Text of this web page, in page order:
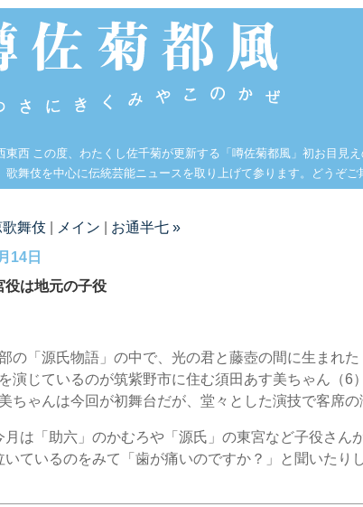
東西 この度、わたくし佐千菊が更新する「噂佐菊都風」初お目見
歌舞伎を中心に伝統芸能ニュースを取り上げて参ります。どうぞご
舞伎 メイン
お通半七 »
14日
役は地元の子役
の「源氏物語」の中で、光の君と藤壺の間に生まれ
演じているのが筑紫野市に住む須田あす美ちゃん（6
ちゃんは今回が初舞台だが、堂々とした演技で客席の
月は「助六」のかむろや「源氏」の東宮など子役さん
いているのをみて「歯が痛いのですか？」と聞いたり